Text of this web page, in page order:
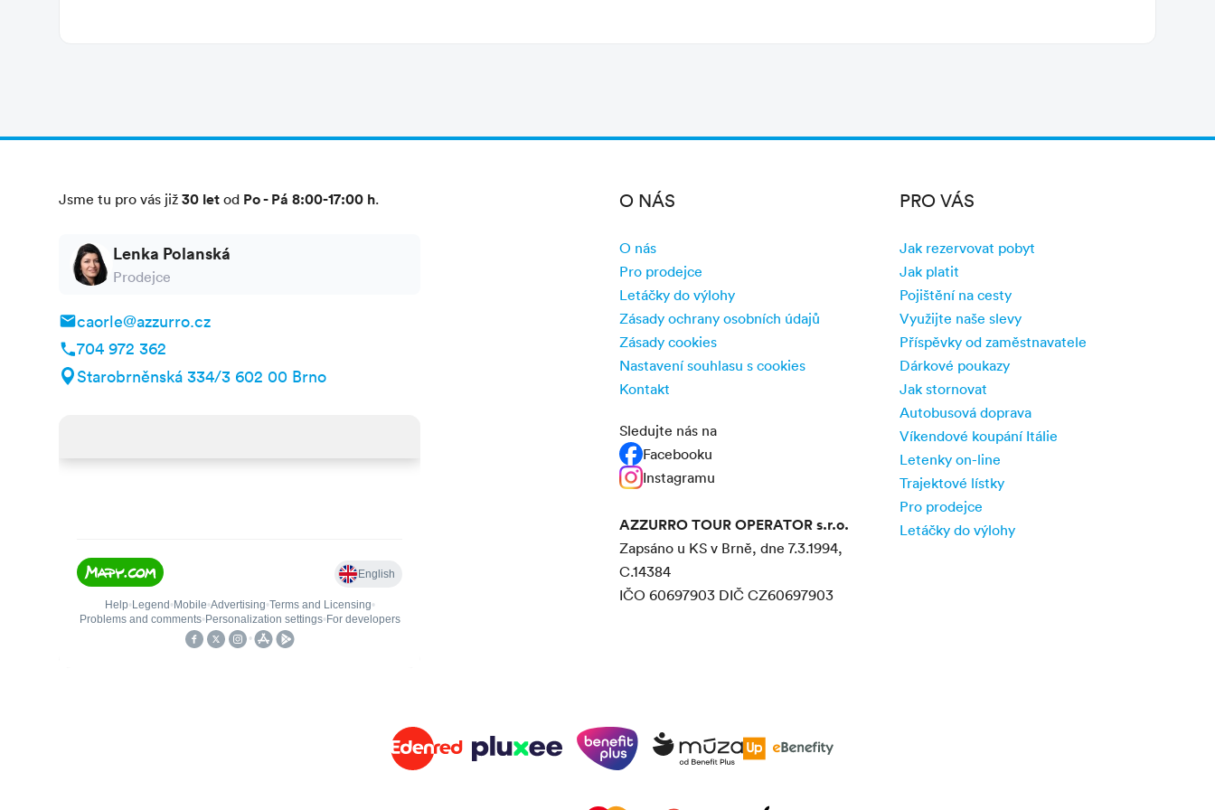
Jsme tu pro vás již 30 let od Po - Pá 8:00-17:00 h.
Lenka Polanská
Prodejce
caorle@azzurro.cz
704 972 362
Starobrněnská 334/3 602 00 Brno
O NÁS
O nás
Pro prodejce
Letáčky do výlohy
Zásady ochrany osobních údajů
Zásady cookies
Nastavení souhlasu s cookies
Kontakt
Sledujte nás na
Facebooku
Instagramu
AZZURRO TOUR OPERATOR s.r.o.
Zapsáno u KS v Brně, dne 7.3.1994,
C.14384
IČO 60697903 DIČ CZ60697903
PRO VÁS
Jak rezervovat pobyt
Jak platit
Pojištění na cesty
Využijte naše slevy
Příspěvky od zaměstnavatele
Dárkové poukazy
Jak stornovat
Autobusová doprava
Víkendové koupání Itálie
Letenky on-line
Trajektové lístky
Pro prodejce
Letáčky do výlohy